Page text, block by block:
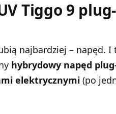
Tiggo 9
najbardziej – napęd.
hybrydowy napęd
elektrycznymi (po